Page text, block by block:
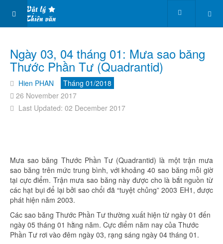
Ngày 03, 04 tháng 01: Mưa sao băng
Thước Phần Tư (Quadrantid)
Hien PHAN
Tháng 01/2018
26 November 2017
Last Updated: 02 December 2017
Mưa sao băng Thước Phần Tư (Quadrantid) là một trận mưa
sao băng trên mức trung bình, với khoảng 40 sao băng mỗi giờ
tại cực điểm. Trận mưa sao băng này được cho là bắt nguồn từ
các hạt bụi để lại bởi sao chổi đã “tuyệt chủng” 2003 EH1, được
phát hiện năm 2003.
Các sao băng Thước Phần Tư thường xuất hiện từ ngày 01 đến
ngày 05 tháng 01 hằng năm. Cực điểm năm nay của Thước
Phần Tư rơi vào đêm ngày 03, rạng sáng ngày 04 tháng 01.